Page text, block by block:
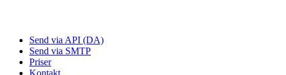
Send via API (DA)
Send via SMTP
Priser
Kontakt